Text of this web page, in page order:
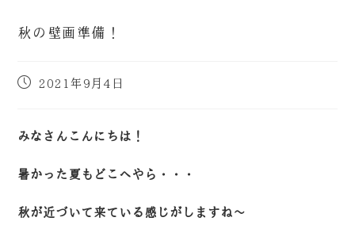
秋の壁画準備！
2021年9月4日
みなさんこんにちは！
暑かった夏もどこへやら・・・
秋が近づいて来ている感じがしますね～